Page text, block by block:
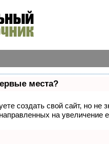
места?
создать свой сайт, но не
на увеличение